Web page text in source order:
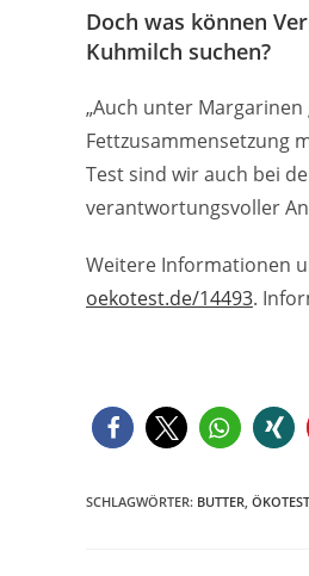
Doch was können
Kuhmilch suchen?
„Auch unter
Fettzusammensetzung
Test sind wir auch bei
verantwortungsvoller
Weitere Informationen
oekotest.de/14493.
SCHLAGWÖRTER: BUTTER ÖKOTEST